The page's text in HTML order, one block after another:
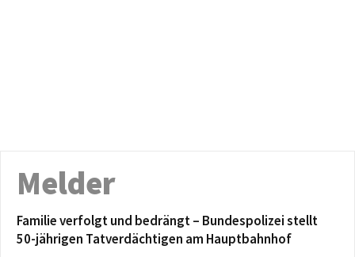
Melder
Familie verfolgt und bedrängt – Bundespolizei stellt
50-jährigen Tatverdächtigen am Hauptbahnhof